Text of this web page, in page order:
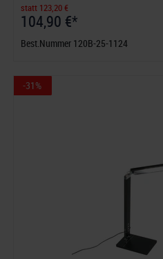
statt 123,20 €
104,90 €*
Best.Nummer 120B-25-1124
-31%